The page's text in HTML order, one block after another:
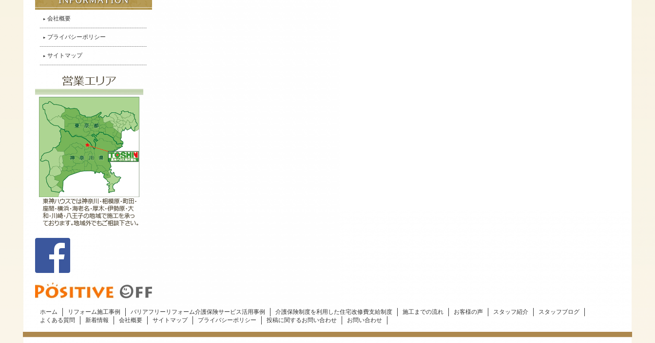
会社概要
プライバシーポリシー
サイトマップ
ホーム リフォーム施工事例 バリアフリーリフォーム介護保険サービス活用事例 介護保険制度を利用した住宅改修費支給制度 施工までの流れ お客様の声 スタッフ紹介
スタッフブログ
よくある質問
新着情報 会社概要 サイトマップ プライバシーポリシー 投稿に関するお問い合わせ お問い合わせ